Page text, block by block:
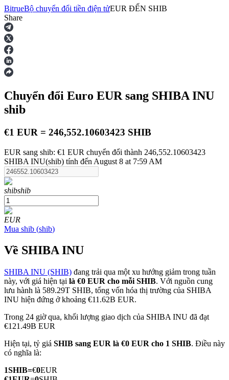
Hợp đồng tương lai
USDT Futures
Futures sử dụng USDT làm tài sản thế chấp
COIN-M Futures
Futures sử dụng token làm tài sản thế chấp
TradFi
Phái sinh cổ phiếu, ngoại hối, kim loại quý và hàng hóa
BitrueBộ chuyển đổi tiền điện tửEUR ĐẾN SHIB
Share
Chuyển đổi Euro EUR sang SHIBA INU
shib
€1 EUR = 246,552.10603423 SHIB
EUR sang shib: €1 EUR chuyển đổi thành 246,552.10603423
SHIBA INU(shib) tính đến August 8 at 7:59 AM
shibshib
EUR
Mua shib (shib)
Về SHIBA INU
SHIBA INU (SHIB) đang trải qua một xu hướng giảm trong tuần
này, với giá hiện tại là €0 EUR cho mỗi SHIB. Với nguồn cung
lưu hành là 589.29T SHIB, tổng vốn hóa thị trường của SHIBA
INU hiện đứng ở khoảng €11.62B EUR.
Trong 24 giờ qua, khối lượng giao dịch của SHIBA INU đã đạt
€121.49B EUR
Hiện tại, tỷ giá SHIB sang EUR là €0 EUR cho 1 SHIB. Điều này
có nghĩa là:
1SHIB=€0EUR